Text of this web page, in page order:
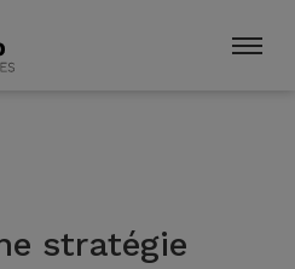
stratégie